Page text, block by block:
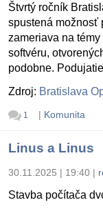
Štvrtý ročník
spustená možnosť
zameriava na
softvéru,
podobne.
Zdroj: Bratislava
1 | Komunita
Linus a Linus
30.11.2025 | 19:40 |
Stavba počítača